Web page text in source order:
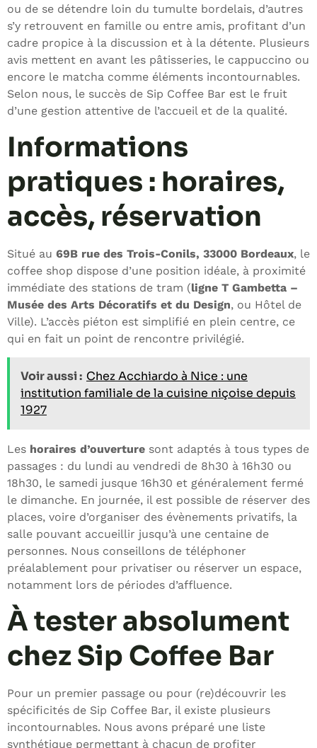
ou de se détendre loin du tumulte bordelais, d’autres
s’y retrouvent en famille ou entre amis, profitant d’un
cadre propice à la discussion et à la détente. Plusieurs
avis mettent en avant les pâtisseries, le cappuccino ou
encore le matcha comme éléments incontournables.
Selon nous, le succès de Sip Coffee Bar est le fruit
d’une gestion attentive de l’accueil et de la qualité.
Informations
pratiques : horaires,
accès, réservation
Situé au 69B rue des Trois-Conils, 33000 Bordeaux, le
coffee shop dispose d’une position idéale, à proximité
immédiate des stations de tram (ligne T Gambetta –
Musée des Arts Décoratifs et du Design, ou Hôtel de
Ville). L’accès piéton est simplifié en plein centre, ce
qui en fait un point de rencontre privilégié.
Voir aussi : Chez Acchiardo à Nice : une
institution familiale de la cuisine niçoise depuis
1927
Les horaires d’ouverture sont adaptés à tous types de
passages : du lundi au vendredi de 8h30 à 16h30 ou
18h30, le samedi jusque 16h30 et généralement fermé
le dimanche. En journée, il est possible de réserver des
places, voire d’organiser des évènements privatifs, la
salle pouvant accueillir jusqu’à une centaine de
personnes. Nous conseillons de téléphoner
préalablement pour privatiser ou réserver un espace,
notamment lors de périodes d’affluence.
À tester absolument
chez Sip Coffee Bar
Pour un premier passage ou pour (re)découvrir les
spécificités de Sip Coffee Bar, il existe plusieurs
incontournables. Nous avons préparé une liste
synthétique permettant à chacun de profiter